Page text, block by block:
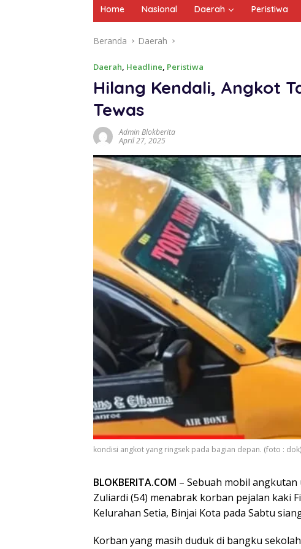
Home Nasional Daerah Peristiwa
Beranda Daerah
Daerah Headline Peristiwa
Hilang Kendali, Angkot
Tewas
Admin Blokberita
April 27, 2025
kondisi angkot yang ringsek pada bagian depan. (foto : dok)
BLOKBERITA.COM – Sebuah mobil
Zuliardi (54) menabrak korban pejalan kaki
Kelurahan Setia, Binjai Kota pada Sabtu
Korban yang masih duduk di bangku